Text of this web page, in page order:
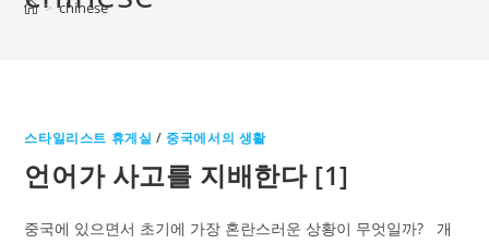
> chinese
스타일리스트 휴게실 / 중국에서의 생활
언어가 사고를 지배한다 [1]
중국에 있으면서 초기에 가장 혼란스러운 상황이 무엇일까? 개